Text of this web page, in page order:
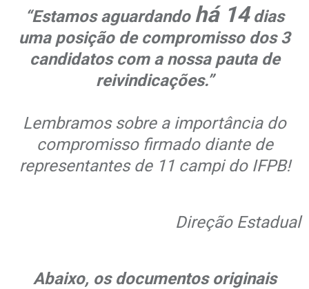
“Estamos aguardando há 14dias
uma posição de compromisso dos 3
candidatos com a nossa pauta de
reivindicações.”
Lembramos sobre a importância do
compromisso firmado diante de
representantes de 11 campi do IFPB!
Direção Estadual
Abaixo, os documentos originais